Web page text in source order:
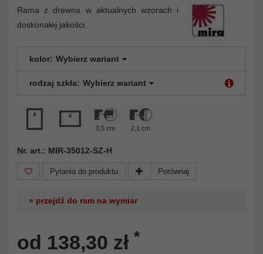
Rama z drewna w aktualnych wzorach i
doskonałej jakości.
kolor: Wybierz wariant
rodzaj szkła: Wybierz wariant
0,5 cm 2,1 cm
Nr. art.: MIR-35012-SZ-H
Pytania do produktu Porównaj
» przejdź do ram na wymiar
od 138,30 zł *